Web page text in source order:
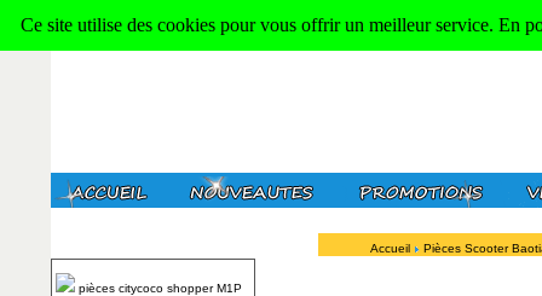
pièces citycoco shopper M1P
Accueil Pièces Scooter
Ce site utilise des cookies pour vous offrir un meilleur service. En